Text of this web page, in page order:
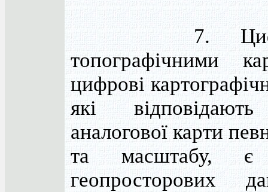
7.
топографічними
цифрові
які
аналогової карти
та масштабу, є
геопросторових